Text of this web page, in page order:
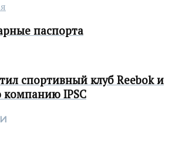
паспорта
спортивный клуб Reebok и
компанию IPSC